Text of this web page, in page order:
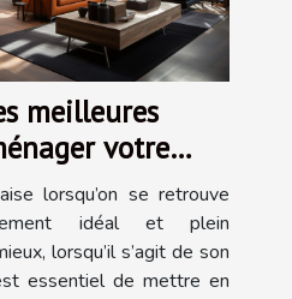
meilleures
votre
lorsqu’on se retrouve
idéal et plein
lorsqu’il s’agit de son
essentiel de mettre en